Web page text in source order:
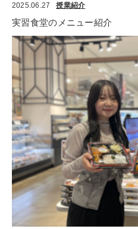
2025.06.27 授業紹介
実習食堂のメニュー紹介